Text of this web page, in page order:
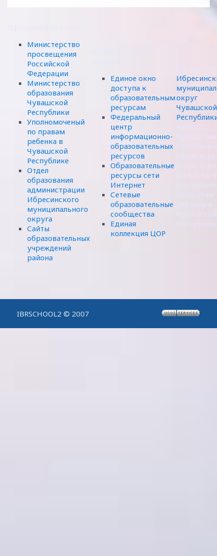
Министерство
просвещения
Российской
Федерации
Министерство
образования
Чувашской
Республики
Уполномоченый
по правам
ребенка в
Чувашской
Республике
Отдел
образования
администрации
Ибресинского
муниципального
округа
Сайты
образовательных
учреждений
района
Единое окно
доступа к
образовательным
ресурсам
Федеральный
центр
информационно-
образовательных
ресурсов
Образовательные
ресурсы сети
Интернет
Сетевые
образовательные
сообщества
Единая
коллекция ЦОР
округ
Чувашской
IBRSCHOOL2 © 2007